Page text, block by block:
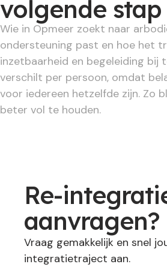
volgende stap
Wie in Opmeer zoekt naar
ondersteuning past en hoe het
inzetbaarheid en begeleiding bij
verschilt per persoon, omdat
voor iedereen hetzelfde zijn. Zo
beter vol te houden.
Re-
aanvragen?
Vraag gemakkelijk en snel
integratietraject aan.